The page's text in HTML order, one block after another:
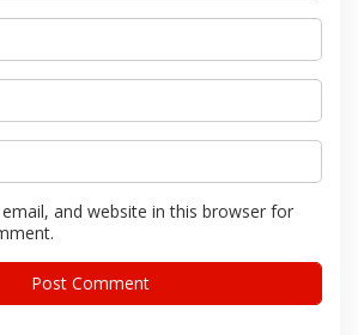
and website in this browser for